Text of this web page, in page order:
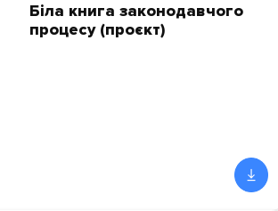
Біла книга законодавчого
процесу (проєкт)